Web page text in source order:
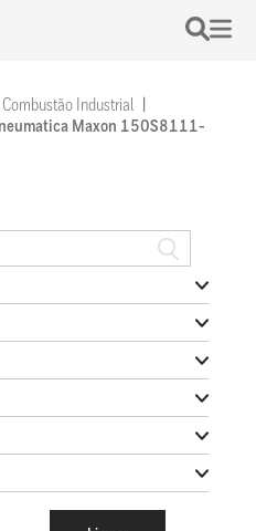
Combustão Industrial
Maxon 150S8111-